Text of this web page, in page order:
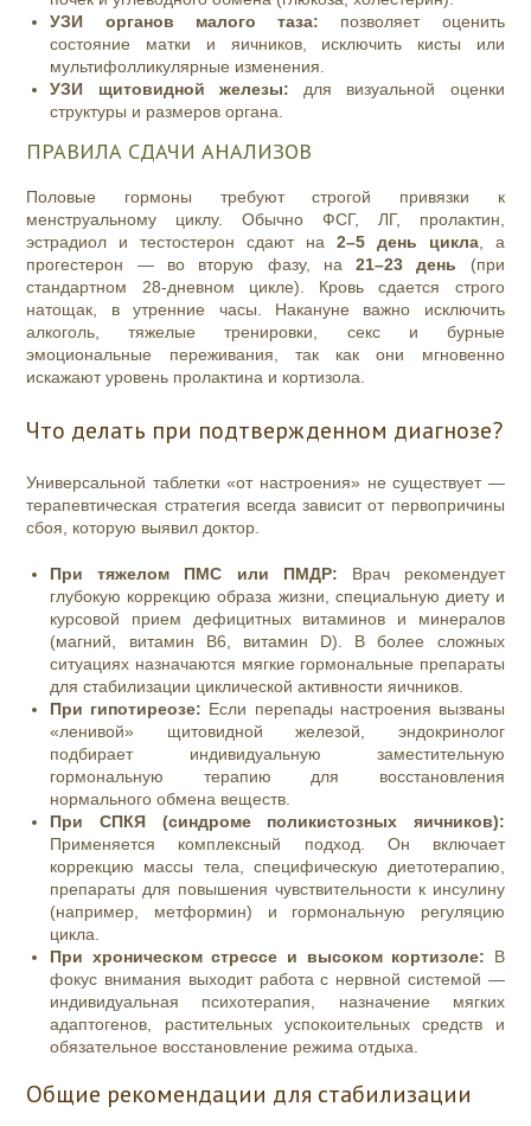
УЗИ органов малого таза: позволяет оценить
состояние матки и яичников, исключить кисты или
мультифолликулярные изменения.
УЗИ щитовидной железы: для визуальной оценки
структуры и размеров органа.
ПРАВИЛА СДАЧИ АНАЛИЗОВ
Половые гормоны требуют строгой привязки к
менструальному циклу. Обычно ФСГ, ЛГ, пролактин,
эстрадиол и тестостерон сдают на 2–5 день цикла, а
прогестерон — во вторую фазу, на21–23 день (при
стандартном 28-дневном цикле). Кровь сдается строго
натощак, в утренние часы. Накануне важно исключить
алкоголь, тяжелые тренировки, секс и бурные
эмоциональные переживания, так как они мгновенно
искажают уровень пролактина и кортизола.
Что делать при подтвержденном диагнозе?
Универсальной таблетки «от настроения» не существует —
терапевтическая стратегия всегда зависит от первопричины
сбоя, которую выявил доктор.
При тяжелом ПМС или ПМДР: Врач рекомендует
глубокую коррекцию образа жизни, специальную диету и
курсовой прием дефицитных витаминов и минералов
(магний, витамин B6, витамин D). В более сложных
ситуациях назначаются мягкие гормональные препараты
для стабилизации циклической активности яичников.
При гипотиреозе: Если перепады настроения вызваны
«ленивой» щитовидной железой, эндокринолог
подбирает индивидуальную заместительную
гормональную терапию для восстановления
нормального обмена веществ.
При СПКЯ (синдроме поликистозных яичников):
Применяется комплексный подход. Он включает
коррекцию массы тела, специфическую диетотерапию,
препараты для повышения чувствительности к инсулину
(например, метформин) и гормональную регуляцию
цикла.
При хроническом стрессе и высоком кортизоле: В
фокус внимания выходит работа с нервной системой —
индивидуальная психотерапия, назначение мягких
адаптогенов, растительных успокоительных средств и
обязательное восстановление режима отдыха.
Общие рекомендации для стабилизации